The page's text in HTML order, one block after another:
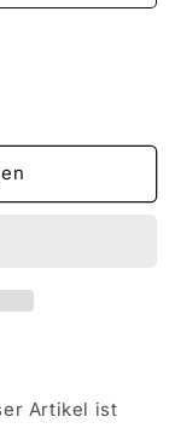
Artikel ist